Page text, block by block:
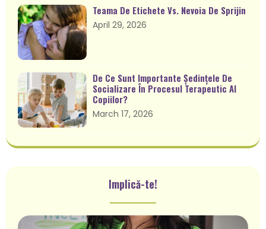
Teama De Etichete Vs. Nevoia De Sprijin
April 29, 2026
De Ce Sunt Importante Ședințele De
Socializare În Procesul Terapeutic Al
Copiilor?
March 17, 2026
Implică-te!